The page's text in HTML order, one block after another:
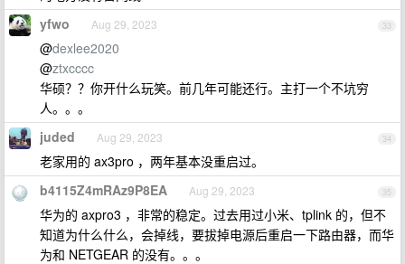
33
yfwo Aug 29, 2023
@dexlee2020
@ztxcccc
华硕？？你开什么玩笑。前几年可能还行。主打一个不坑穷
人。。。
34
juded Aug 29, 2023
老家用的 ax3pro ，两年基本没重启过。
35
b4115Z4mRAz9P8EA Aug 29, 2023
华为的 axpro3 ，非常的稳定。过去用过小米、tplink 的，但不
知道为什么什么，会掉线，要拔掉电源后重启一下路由器，而华
为和 NETGEAR 的没有。。。